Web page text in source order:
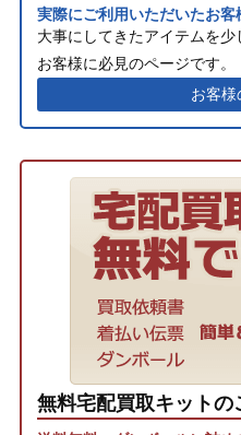
実際にご利用いただいたお客
大事にしてきたアイテムを
お客様に必見のページです。
お客様
無料宅配買取キットの